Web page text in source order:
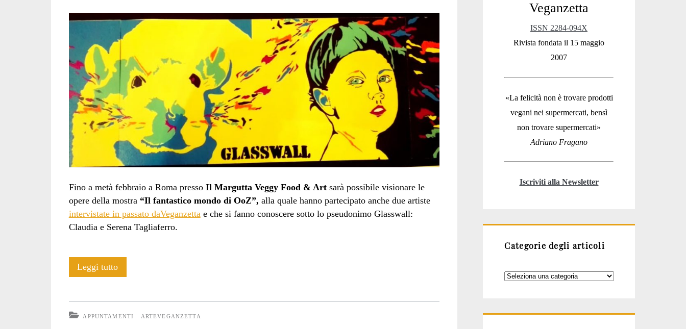
Food
Art</span>
Fino a metà febbraio a Roma presso Il Margutta Veggy Food & Artsarà possibile visionare le
opere della mostra “Il fantastico mondo di OoZ”, alla quale hanno partecipato anche due artiste
intervistate in passato daVeganzettae che si fanno conoscere sotto lo pseudonimo Glasswall:
Claudia e Serena Tagliaferro.
Leggi tuttoIl
APPUNTAMENTI ARTEVEGANZETTA
Veganzetta
ISSN 2284-094X
Rivista fondata il 15 maggio
2007
«La felicità non è trovare prodotti
vegani nei supermercati, bensì
non trovare supermercati»
Adriano Fragano
Iscriviti alla Newsletter
Categorie degli articoli
Categorie